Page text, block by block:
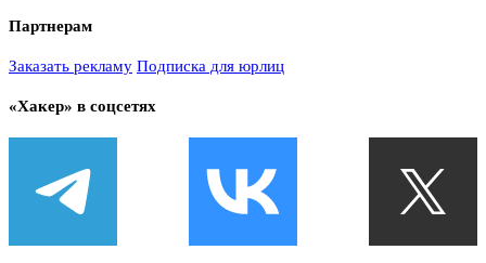
Партнерам
Заказать рекламу Подписка для юрлиц
«Хакер» в соцсетях